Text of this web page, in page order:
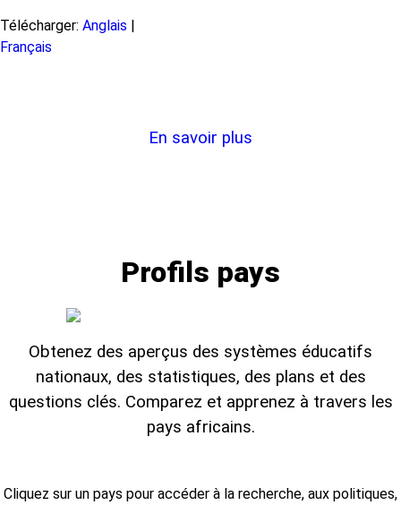
Télécharger: Anglais |
Français
En savoir plus
Profils pays
Obtenez des aperçus des systèmes éducatifs
nationaux, des statistiques, des plans et des
questions clés. Comparez et apprenez à travers les
pays africains.
Cliquez sur un pays pour accéder à la recherche, aux politiques,